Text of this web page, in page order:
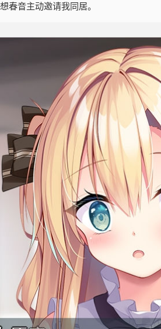
春音主动邀请我同居。